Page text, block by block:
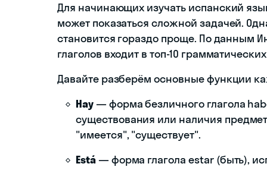
Для начинающих изучать испанский
может показаться сложной задачей.
становится гораздо проще. По данным
глаголов входит в топ-10
Давайте разберём основные функции
Hay— форма безличного глагола
существования или наличия
"имеется", "существует".
Está— форма глагола estar (быть),